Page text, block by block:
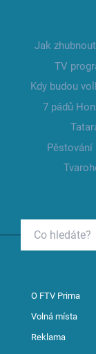
Jak zhubnout
TV
Kdy budou
7 pádů
O FTV Prima
Volná místa
Reklama